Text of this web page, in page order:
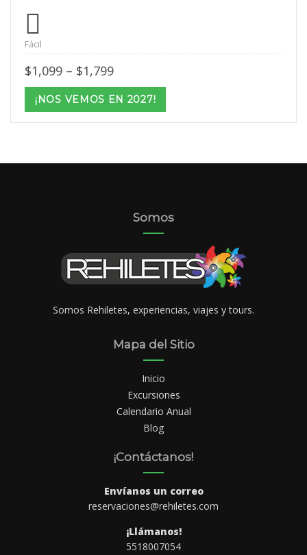
Fácil
$1,099 – $1,799Price
$1,099
through
$1,799
¡NOS VEMOS EN 2027!
Somos
Somos Rehiletes, experiencias, viajes y tours.
Mapa del Sitio
Inicio
Excursiones
Calendario Anual
Blog
¡Contáctanos!
Envíanos un correo
reservaciones@rehiletes.com
¡Llámanos!
5518007054